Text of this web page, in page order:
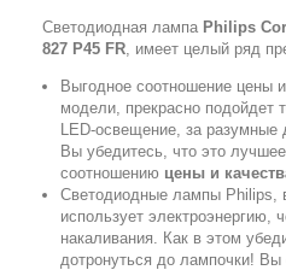
Светодиодная лампа Philips
827 P45 FR, имеет целый ряд
Выгодное соотношение цены
модели, прекрасно подойдет
LED-освещение, за
Вы убедитесь, что это
соотношению цены и
Светодиодные лампы Philips,
использует электроэнергию,
накаливания. Как в этом
дотронуться до лампочки! Вы